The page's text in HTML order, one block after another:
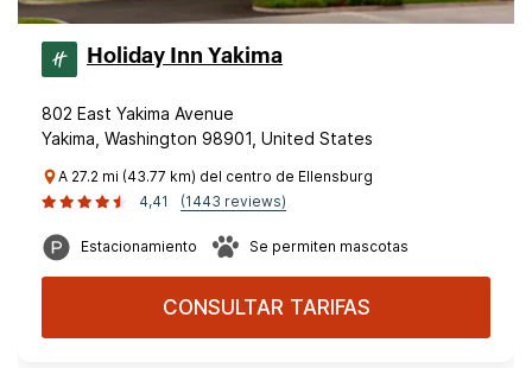
Holiday Inn Yakima
802 East Yakima Avenue
Yakima, Washington 98901, United States
A 27.2 mi (43.77 km) del centro de Ellensburg
4,41
(1443 reviews)
Estacionamiento Se permiten mascotas
CONSULTAR TARIFAS